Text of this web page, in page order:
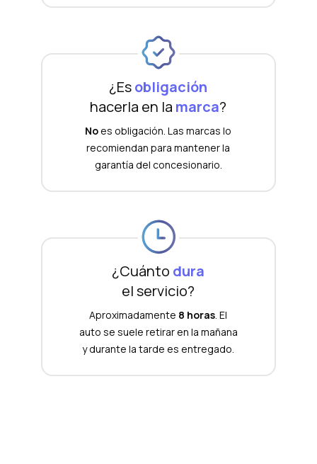
¿Esobligación
hacerla en la marca?
Noes obligación. Las marcas lo
recomiendan para mantener la
garantía del concesionario.
¿Cuánto dura
el servicio?
Aproximadamente 8 horas . El
auto se suele retirar en la mañana
y durante la tarde es entregado.